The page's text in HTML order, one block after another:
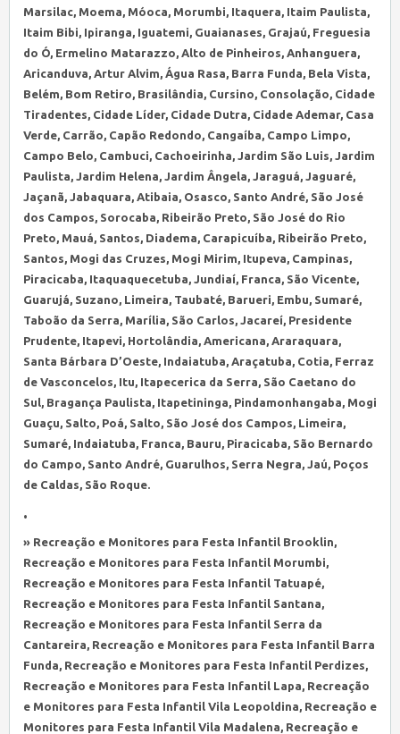
Marsilac, Moema, Móoca, Morumbi, Itaquera, Itaim Paulista,
Itaim Bibi, Ipiranga, Iguatemi, Guaianases, Grajaú, Freguesia
do Ó, Ermelino Matarazzo, Alto de Pinheiros, Anhanguera,
Aricanduva, Artur Alvim, Água Rasa, Barra Funda, Bela Vista,
Belém, Bom Retiro, Brasilândia, Cursino, Consolação, Cidade
Tiradentes, Cidade Líder, Cidade Dutra, Cidade Ademar, Casa
Verde, Carrão, Capão Redondo, Cangaíba, Campo Limpo,
Campo Belo, Cambuci, Cachoeirinha, Jardim São Luis, Jardim
Paulista, Jardim Helena, Jardim Ângela, Jaraguá, Jaguaré,
Jaçanã, Jabaquara, Atibaia, Osasco, Santo André, São José
dos Campos, Sorocaba, Ribeirão Preto, São José do Rio
Preto, Mauá, Santos, Diadema, Carapicuíba, Ribeirão Preto,
Santos, Mogi das Cruzes, Mogi Mirim, Itupeva, Campinas,
Piracicaba, Itaquaquecetuba, Jundiaí, Franca, São Vicente,
Guarujá, Suzano, Limeira, Taubaté, Barueri, Embu, Sumaré,
Taboão da Serra, Marília, São Carlos, Jacareí, Presidente
Prudente, Itapevi, Hortolândia, Americana, Araraquara,
Santa Bárbara D’Oeste, Indaiatuba, Araçatuba, Cotia, Ferraz
de Vasconcelos, Itu, Itapecerica da Serra, São Caetano do
Sul, Bragança Paulista, Itapetininga, Pindamonhangaba, Mogi
Guaçu, Salto, Poá, Salto, São José dos Campos, Limeira,
Sumaré, Indaiatuba, Franca, Bauru, Piracicaba, São Bernardo
do Campo, Santo André, Guarulhos, Serra Negra, Jaú, Poços
de Caldas, São Roque.
•
» Recreação e Monitores para Festa Infantil Brooklin,
Recreação e Monitores para Festa Infantil Morumbi,
Recreação e Monitores para Festa Infantil Tatuapé,
Recreação e Monitores para Festa Infantil Santana,
Recreação e Monitores para Festa Infantil Serra da
Cantareira, Recreação e Monitores para Festa Infantil Barra
Funda, Recreação e Monitores para Festa Infantil Perdizes,
Recreação e Monitores para Festa Infantil Lapa, Recreação
e Monitores para Festa Infantil Vila Leopoldina, Recreação e
Monitores para Festa Infantil Vila Madalena, Recreação e